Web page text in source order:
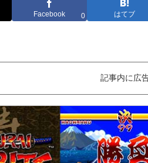
Facebook 0 はてブ
記事内に広